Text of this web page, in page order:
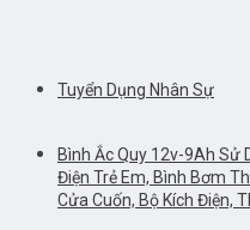
Tuyển Dụng Nhân Sự
Bình Ắc Quy 12v-9Ah Sử
Điện Trẻ Em, Bình Bơm
Cửa Cuốn, Bộ Kích Điện,